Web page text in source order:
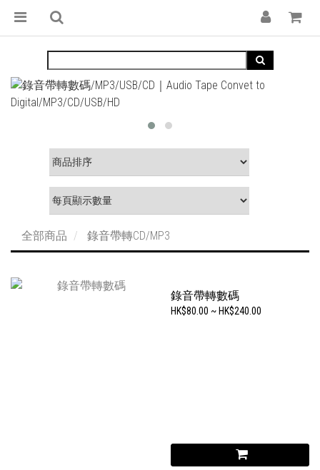
全部商品 錄音帶轉CD/MP3
錄音帶轉數碼
HK$80.00 ~ HK$240.00